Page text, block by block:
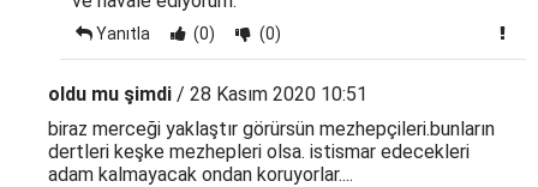
Yanıtla (0) (0)
oldu mu şimdi / 28 Kasım 2020 10:51
biraz merceği yaklaştır görürsün mezhepçileri.bunların
dertleri keşke mezhepleri olsa. istismar edecekleri
adam kalmayacak ondan koruyorlar....